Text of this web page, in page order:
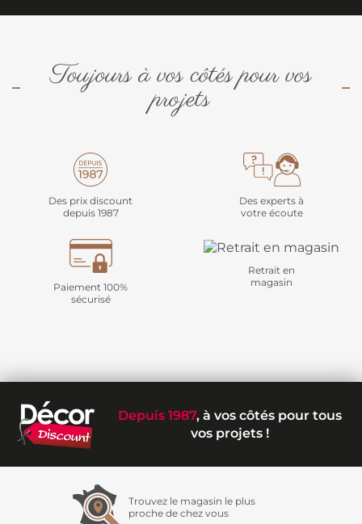
Toujours à vos côtés pour vos
projets
Des prix discount
depuis 1987
Des experts à
votre écoute
Paiement 100%
sécurisé
Retrait en
magasin
Depuis 1987, à vos côtés pour tous
vos projets !
Trouvez le magasin le plus
proche de chez vous